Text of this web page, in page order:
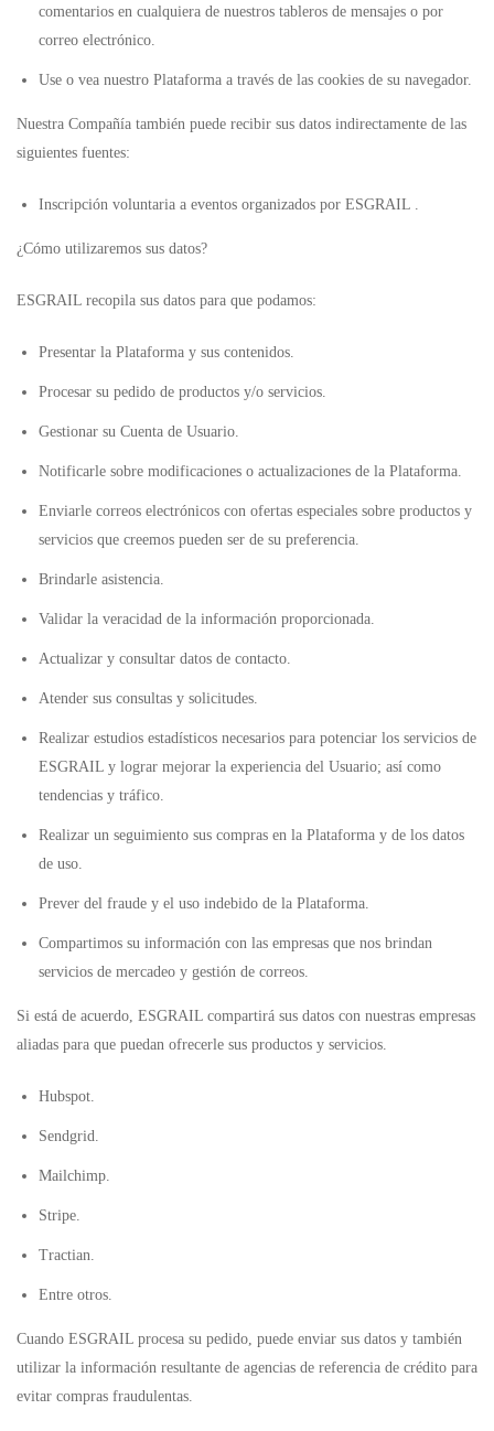
comentarios en cualquiera de nuestros tableros de mensajes o por
correo electrónico.
Use o vea nuestro Plataforma a través de las cookies de su navegador.
Nuestra Compañía también puede recibir sus datos indirectamente de las
siguientes fuentes:
Inscripción voluntaria a eventos organizados por ESGRAIL .
¿Cómo utilizaremos sus datos?
ESGRAIL recopila sus datos para que podamos:
Presentar la Plataforma y sus contenidos.
Procesar su pedido de productos y/o servicios.
Gestionar su Cuenta de Usuario.
Notificarle sobre modificaciones o actualizaciones de la Plataforma.
Enviarle correos electrónicos con ofertas especiales sobre productos y
servicios que creemos pueden ser de su preferencia.
Brindarle asistencia.
Validar la veracidad de la información proporcionada.
Actualizar y consultar datos de contacto.
Atender sus consultas y solicitudes.
Realizar estudios estadísticos necesarios para potenciar los servicios de
ESGRAIL y lograr mejorar la experiencia del Usuario; así como
tendencias y tráfico.
Realizar un seguimiento sus compras en la Plataforma y de los datos
de uso.
Prever del fraude y el uso indebido de la Plataforma.
Compartimos su información con las empresas que nos brindan
servicios de mercadeo y gestión de correos.
Si está de acuerdo, ESGRAIL compartirá sus datos con nuestras empresas
aliadas para que puedan ofrecerle sus productos y servicios.
Hubspot.
Sendgrid.
Mailchimp.
Stripe.
Tractian.
Entre otros.
Cuando ESGRAIL procesa su pedido, puede enviar sus datos y también
utilizar la información resultante de agencias de referencia de crédito para
evitar compras fraudulentas.